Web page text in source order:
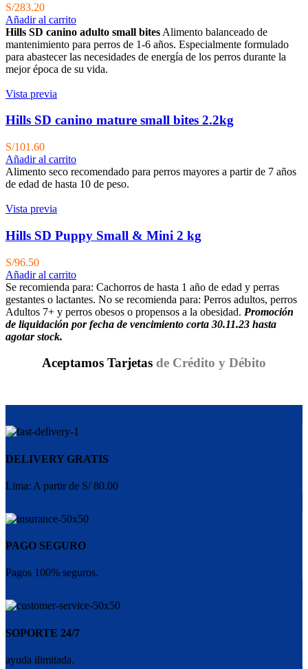
S/283.20
Añadir al carrito
Hills SD canino adulto small bites Alimento balanceado de
mantenimiento para perros de 1-6 años. Especialmente formulado
para abastecer las necesidades de energía de los perros durante la
mejor época de su vida.
Vista previa
Hills SD canino mature small bites 2.2kg
S/101.60
Añadir al carrito
Alimento seco recomendado para perros mayores a partir de 7 años
de edad de hasta 10 de peso.
Vista previa
Hills SD Puppy Small & Mini 2 kg
S/96.50
Añadir al carrito
Se recomienda para: Cachorros de hasta 1 año de edad y perras
gestantes o lactantes. No se recomienda para: Perros adultos, perros
Adultos 7+ y perros obesos o propensos a la obesidad. Promoción
de liquidación por fecha de vencimiento corta 30.11.23 hasta
agotar stock.
Aceptamos Tarjetas de Crédito y Débito
DELIVERY GRATIS
Lima: A partir de S/ 80.00
PAGO SEGURO
Pagos 100% seguros.
SOPORTE 24/7
ayuda ilimitada.